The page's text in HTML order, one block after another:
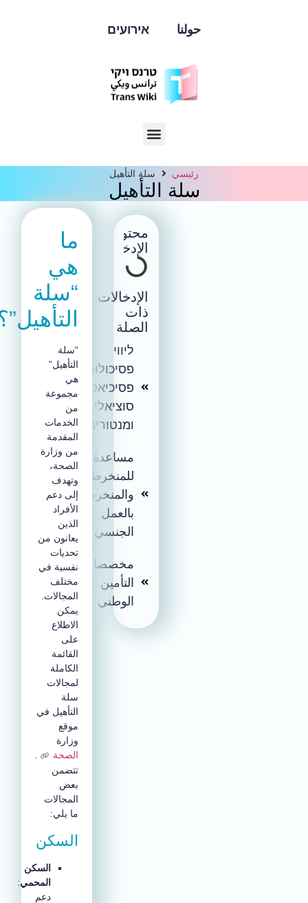
حولنا אירועים
رئيسي سلة التأهيل
سلة التأهيل
محتوى
الإدخال
الإدخالات
ذات
الصلة
ליווי
פסיכולוגי,
פסיכיאטרי,
סוציאלי,
ומנטורינג
مساعدة
للمنخرطين
والمنخرطات
بالعمل
الجنسي
مخصصات
التأمين
الوطني
ما
هي
“سلة
التأهيل”؟
“سلة
التأهيل”
مجموعة
الخدمات
المقدمة
من وزارة
الصحة،
وتهدف
إلى دعم
الأفراد
الذين
يعانون من
تحديات
نفسية في
مختلف
المجالات.
يمكن
الاطلاع
على
القائمة
الكاملة
لمجالات
سلة
التأهيل في
موقع
وزارة
الصحة
تتضمن
بعض
المجالات
ما يلي:
السكن
السكن
المحمي:
دعم